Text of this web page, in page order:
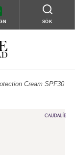
SÖK
Cream SPF30